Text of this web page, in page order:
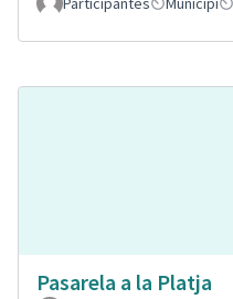
Pasarela a la Platja